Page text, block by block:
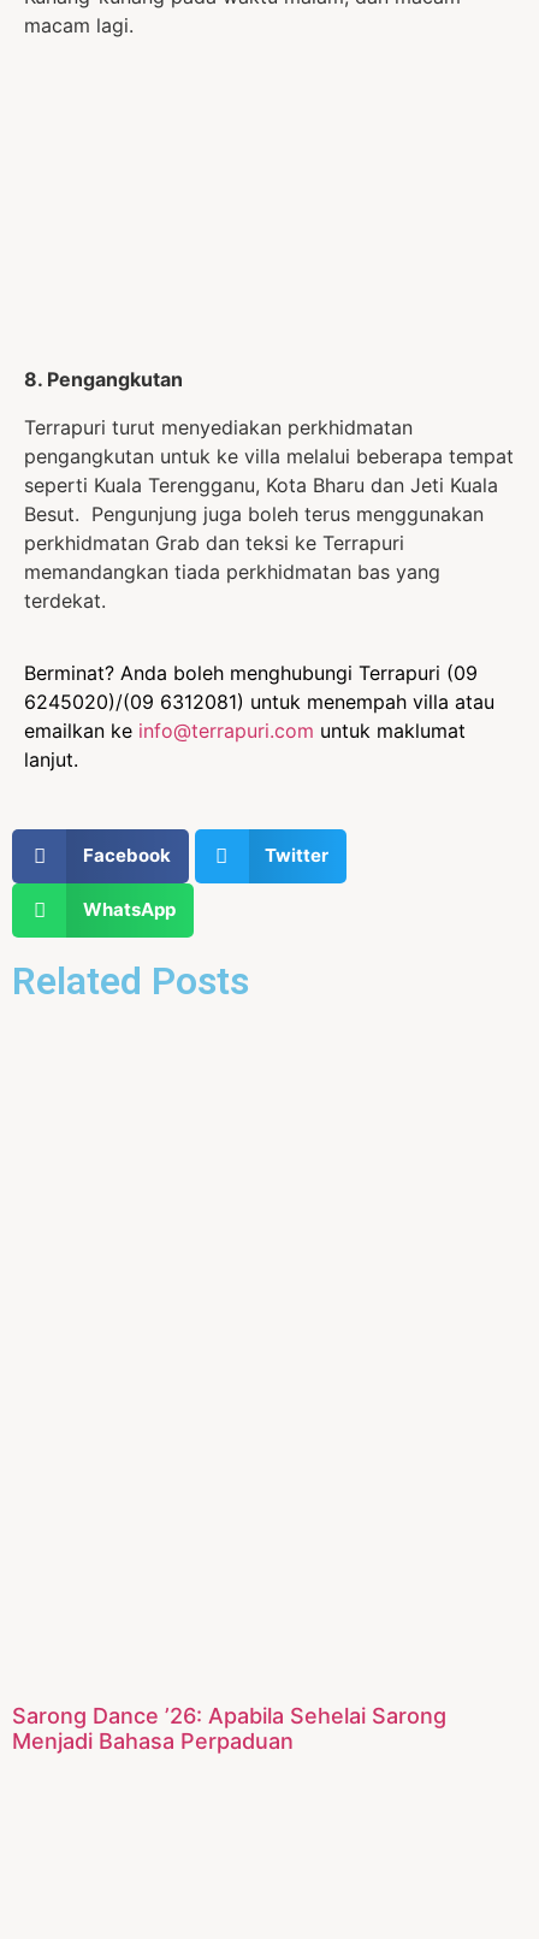
macam lagi.
8. Pengangkutan
Terrapuri turut menyediakan perkhidmatan
pengangkutan untuk ke villa melalui beberapa tempat
seperti Kuala Terengganu, Kota Bharu dan Jeti Kuala
Besut. Pengunjung juga boleh terus menggunakan
perkhidmatan Grab dan teksi ke Terrapuri
memandangkan tiada perkhidmatan bas yang
terdekat.
Berminat? Anda boleh menghubungi Terrapuri (09
6245020)/(09 6312081) untuk menempah villa atau
emailkan ke info@terrapuri.com untuk maklumat
lanjut.
Facebook Twitter
WhatsApp
Related Posts
Sarong Dance ’26: Apabila Sehelai Sarong
Menjadi Bahasa Perpaduan